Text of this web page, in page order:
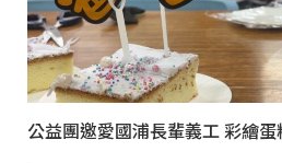
公益團邀愛國浦長輩義工 彩繪